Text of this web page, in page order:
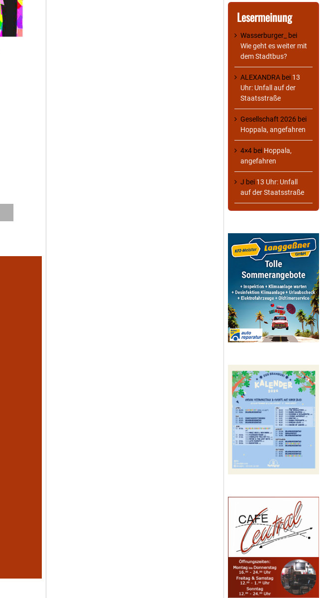
Lesermeinung
Wasserburger_
bei
Wie geht es weiter mit
dem Stadtbus?
ALEXANDRA bei 13
Uhr: Unfall auf der
Staatsstraße
Gesellschaft 2026 bei
Hoppala, angefahren
4×4 bei Hoppala,
angefahren
J bei 13 Uhr: Unfall
auf der Staatsstraße